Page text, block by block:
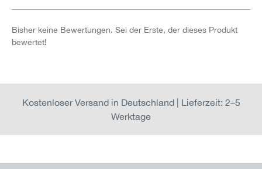
Bisher keine Bewertungen. Sei der Erste, der dieses Produkt
bewertet!
Kostenloser Versand in Deutschland | Lieferzeit: 2–5
Werktage